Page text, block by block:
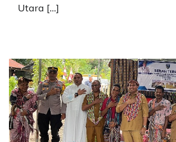
Utara […]